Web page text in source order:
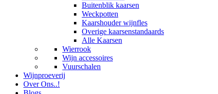
Buitenblik kaarsen
Weckpotten
Kaarshouder wijnfles
Overige kaarsenstandaards
Alle Kaarsen
Wierrook
Wijn accessoires
Vuurschalen
Wijnproeverij
Over Ons..!